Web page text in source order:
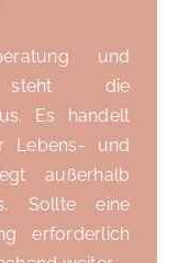
und
steht die
Es handelt
Lebens- und
außerhalb
Sollte eine
erforderlich